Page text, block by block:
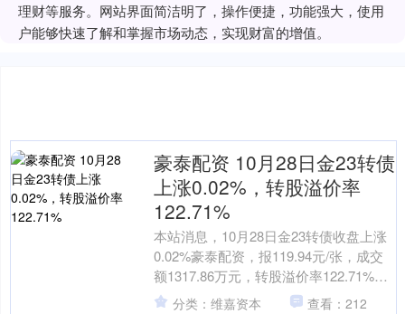
理财等服务。网站界面简洁明了，操作便捷，功能强大，使用
户能够快速了解和掌握市场动态，实现财富的增值。
豪泰配资 10月28日金23转债
上涨0.02%，转股溢价率
122.71%
本站消息，10月28日金23转债收盘上涨
0.02%豪泰配资，报119.94元/张，成交
额1317.86万元，转股溢价率122.71%。
资料显示，金23转债信用....
分类：维嘉资本 查看：212